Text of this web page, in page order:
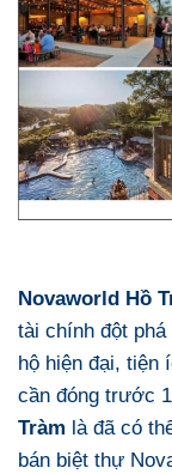
Novaworld Hồ
tài chính đột
hộ hiện đại, tiện
cần đóng trước
Tràm là đã có
bán biệt thự